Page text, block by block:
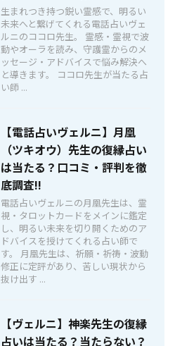
生まれつき持つ鋭い霊感で、明るい
未来へと繋げてくれる電話占いヴェ
ルニのココロ先生。 霊感・霊視で波
動やオーラを読み、守護霊からのメ
ッセージ・アドバイスで悩み解決へ
と導きます。 ココロ先生が当たる占
い師 ...
【電話占いヴェルニ】月凰
（ツキオウ）先生の復縁占い
は当たる？口コミ・評判を徹
底調査!!
電話占いヴェルニの月凰先生は、霊
視・タロットカードをメインに鑑定
し、明るい未来を切り開くためのア
ドバイスを授けてくれる占い師で
す。 月凰先生は、祈願・祈祷・波動
修正に定評があり、苦しい現状から
抜け出す ...
【ヴェルニ】神楽先生の復縁
占いは当たる？当たらない？